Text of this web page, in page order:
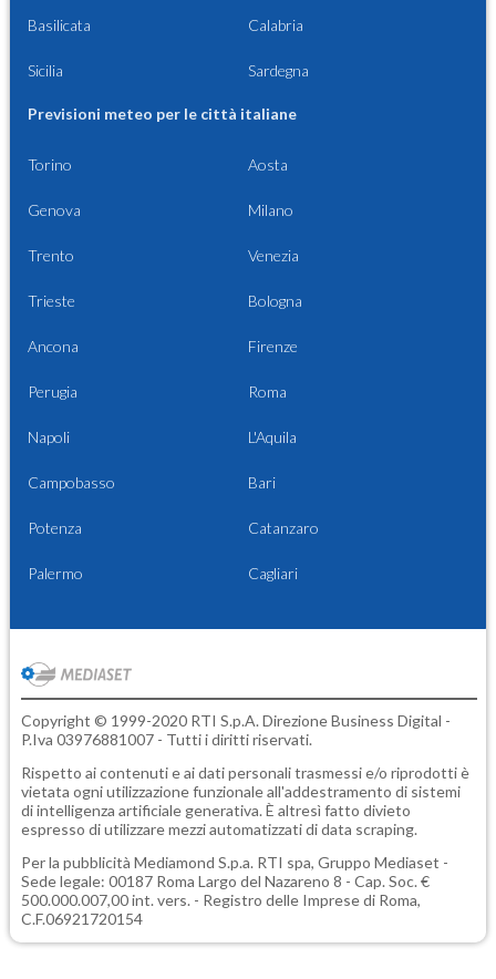
Basilicata Calabria
Sicilia Sardegna
Previsioni meteo per le città italiane
Torino Aosta
Genova Milano
Trento Venezia
Trieste Bologna
Ancona Firenze
Perugia Roma
Napoli L'Aquila
Campobasso Bari
Potenza Catanzaro
Palermo Cagliari
Copyright © 1999-2020 RTI S.p.A. Direzione Business Digital -
P.Iva 03976881007 - Tutti i diritti riservati.
Rispetto ai contenuti e ai dati personali trasmessi e/o riprodotti è
vietata ogni utilizzazione funzionale all'addestramento di sistemi
di intelligenza artificiale generativa. È altresì fatto divieto
espresso di utilizzare mezzi automatizzati di data scraping.
Per la pubblicità Mediamond S.p.a. RTI spa, Gruppo Mediaset -
Sede legale: 00187 Roma Largo del Nazareno 8 - Cap. Soc. €
500.000.007,00 int. vers. - Registro delle Imprese di Roma,
C.F.06921720154